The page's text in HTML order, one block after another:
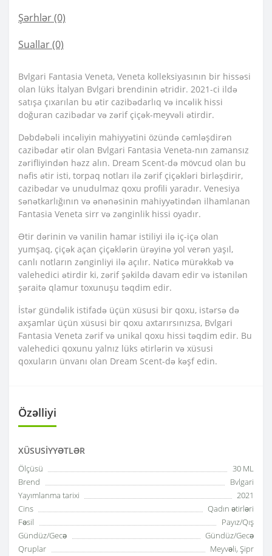
Şərhlər (0)
Suallar(0)
Bvlgari Fantasia Veneta, Veneta kolleksiyasının bir hissəsi
olan lüks İtalyan Bvlgari brendinin ətridir. 2021-ci ildə
satışa çıxarılan bu ətir cazibədarlıq və incəlik hissi
doğuran cazibədar və zərif çiçək-meyvəli ətirdir.
Dəbdəbəli incəliyin mahiyyətini özündə cəmləşdirən
cazibədar ətir olan Bvlgari Fantasia Veneta-nın zamansız
zərifliyindən həzz alın. Dream Scent-də mövcud olan bu
nəfis ətir isti, torpaq notları ilə zərif çiçəkləri birləşdirir,
cazibədar və unudulmaz qoxu profili yaradır. Venesiya
sənətkarlığının və ənənəsinin mahiyyətindən ilhamlanan
Fantasia Veneta sirr və zənginlik hissi oyadır.
Ətir dərinin və vanilin hamar istiliyi ilə iç-içə olan
yumşaq, çiçək açan çiçəklərin ürəyinə yol verən yaşıl,
canlı notların zənginliyi ilə açılır. Nəticə mürəkkəb və
valehedici ətirdir ki, zərif şəkildə davam edir və istənilən
şəraitə qlamur toxunuşu təqdim edir.
İstər gündəlik istifadə üçün xüsusi bir qoxu, istərsə də
axşamlar üçün xüsusi bir qoxu axtarırsınızsa, Bvlgari
Fantasia Veneta zərif və unikal qoxu hissi təqdim edir. Bu
valehedici qoxunu yalnız lüks ətirlərin və xüsusi
qoxuların ünvanı olan Dream Scent-də kəşf edin.
Özəlliyi
XÜSUSIYYƏTLƏR
Ölçüsü
30 ML
Brend
Bvlgari
Yayımlanma tarixi
2021
Cins
Qadın ətirləri
Fəsil
Payız/Qış
Gündüz/Gecə
Gündüz/Gecə
Qruplar
Meyvəli, Şipr